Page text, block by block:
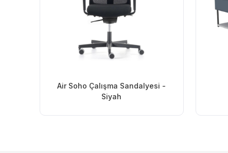
Air Soho Çalışma Sandalyesi -
Siyah